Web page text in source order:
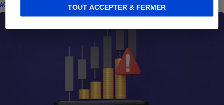
TOUT ACCEPTER & FERMER
ACTUALITÉ